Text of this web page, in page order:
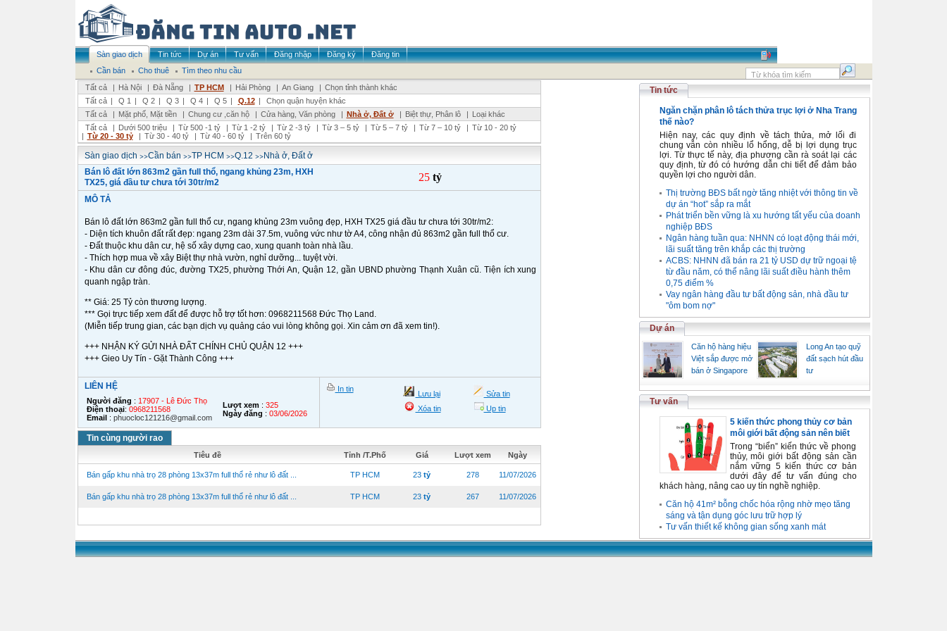
Sàn giao dịch Tin tức Dự án Tư vấn Đăng nhập Đăng ký
Đăng tin
Cần bán
Cho thuê
Tìm theo nhu cầu
Tất cả
| Hà Nội | Đà Nẵng | TP HCM | Hải Phòng | An Giang | Chọn tỉnh thành khác
Tất cả | Q 1 | Q 2 | Q 3 | Q 4 | Q 5 | Q.12 |
Chọn quận huyện khác
Tất cả
| Mặt phố, Mặt tiền | Chung cư ,căn hộ | Cửa hàng, Văn phòng | Nhà ở, Đất ở | Biệt thự, Phân lô | Loại khác
Tất cả
| Dưới 500 triệu | Từ 500 -1 tỷ | Từ 1 -2 tỷ | Từ 2 -3 tỷ | Từ 3 – 5 tỷ | Từ 5 – 7 tỷ | Từ 7 – 10 tỷ | Từ 10 - 20 tỷ
| Từ 20 - 30 tỷ | Từ 30 - 40 tỷ | Từ 40 - 60 tỷ | Trên 60 tỷ
Sàn giao dịch >>Cần bán >>TP HCM >>Q.12 >>Nhà ở, Đất ở
Bán lô đất lớn 863m2 gần full thổ, ngang khủng 23m, HXH
TX25, giá đầu tư chưa tới 30tr/m2
25 tỷ
MÔ TẢ
Bán lô đất lớn 863m2 gần full thổ cư, ngang khủng 23m vuông đẹp, HXH TX25 giá đầu tư chưa tới 30tr/m2:
- Diện tích khuôn đất rất đẹp: ngang 23m dài 37.5m, vuông vức như tờ A4, công nhận đủ 863m2 gần full thổ cư.
- Đất thuộc khu dân cư, hệ số xây dựng cao, xung quanh toàn nhà lầu.
- Thích hợp mua về xây Biệt thự nhà vườn, nghỉ dưỡng... tuyệt vời.
- Khu dân cư đông đúc, đường TX25, phường Thới An, Quận 12, gần UBND phường Thạnh Xuân cũ. Tiện ích xung
quanh ngập tràn.
** Giá: 25 Tỷ còn thương lượng.
*** Gọi trực tiếp xem đất để được hỗ trợ tốt hơn: 0968211568 Đức Thọ Land.
(Miễn tiếp trung gian, các bạn dịch vụ quảng cáo vui lòng không gọi. Xin cảm ơn đã xem tin!).
+++ NHẬN KÝ GỬI NHÀ ĐẤT CHÍNH CHỦ QUẬN 12 +++
+++ Gieo Uy Tín - Gặt Thành Công +++
LIÊN HỆ
Người đăng : 17907 - Lê Đức Thọ
Điện thoại: 0968211568
Email: phuocloc121216@gmail.com
Lượt xem: 325
Ngày đăng : 03/06/2026
In tin
Lưu lại
Sửa tin
Xóa tin
Up tin
Tin cùng người rao
Tiêu đề Tỉnh /T.Phố Giá Lượt xem Ngày
Bán gấp khu nhà trọ 28 phòng 13x37m full thổ rẻ như lô đất ... TP HCM 23 tỷ 278 11/07/2026
Bán gấp khu nhà trọ 28 phòng 13x37m full thổ rẻ như lô đất ... TP HCM 23 tỷ 267 11/07/2026
Tin tức
Ngăn chặn phân lô tách thửa trục lợi ở Nha Trang
thế nào?
Hiện nay, các quy định về tách thửa, mở lối đi
chung vẫn còn nhiều lổ hổng, dễ bị lợi dụng trục
lợi. Từ thực tế này, địa phương cần rà soát lại các
quy định, từ đó có hướng dẫn chi tiết để đảm bảo
quyền lợi cho người dân.
Thị trường BĐS bất ngờ tăng nhiệt với thông tin về
dự án “hot” sắp ra mắt
Phát triển bền vững là xu hướng tất yếu của doanh
nghiệp BĐS
Ngân hàng tuần qua: NHNN có loạt động thái mới,
lãi suất tăng trên khắp các thị trường
ACBS: NHNN đã bán ra 21 tỷ USD dự trữ ngoại tệ
từ đầu năm, có thể nâng lãi suất điều hành thêm
0,75 điểm %
Vay ngân hàng đầu tư bất động sản, nhà đầu tư
"ôm bom nợ"
Dự án
Căn hộ hàng hiệu
Việt sắp được mở
bán ở Singapore
Long An tạo quỹ
đất sạch hút đầu
tư
Tư vấn
5 kiến thức phong thủy cơ bản
môi giới bất động sản nên biết
Trong “biển” kiến thức về phong
thủy, môi giới bất động sản cần
nắm vững 5 kiến thức cơ bản
dưới đây để tư vấn đúng cho
khách hàng, nâng cao uy tín nghề nghiệp.
Căn hộ 41m² bỗng chốc hóa rộng nhờ mẹo tăng
sáng và tận dụng góc lưu trữ hợp lý
Tư vấn thiết kế không gian sống xanh mát